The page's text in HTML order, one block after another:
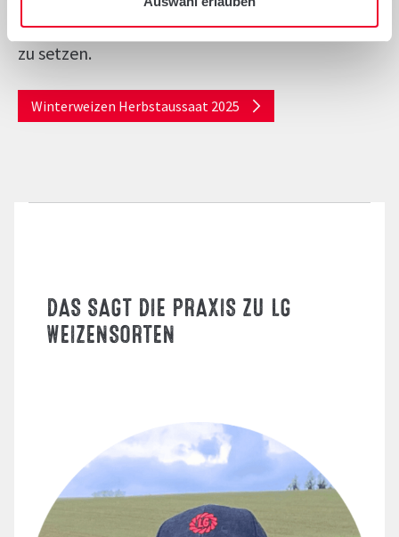
Aussaat 2025 auf Sortentypen wie LG OPTIMIST
zu setzen.
Winterweizen Herbstaussaat 2025
DAS SAGT DIE PRAXIS ZU LG
WEIZENSORTEN